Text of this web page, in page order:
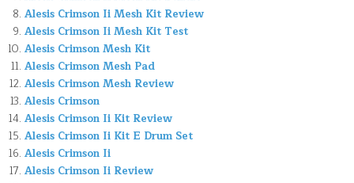
Alesis Crimson Ii Mesh Kit Review
Alesis Crimson Ii Mesh Kit Test
Alesis Crimson Mesh Kit
Alesis Crimson Mesh Pad
Alesis Crimson Mesh Review
Alesis Crimson
Alesis Crimson Ii Kit Review
Alesis Crimson Ii Kit E Drum Set
Alesis Crimson Ii
Alesis Crimson Ii Review